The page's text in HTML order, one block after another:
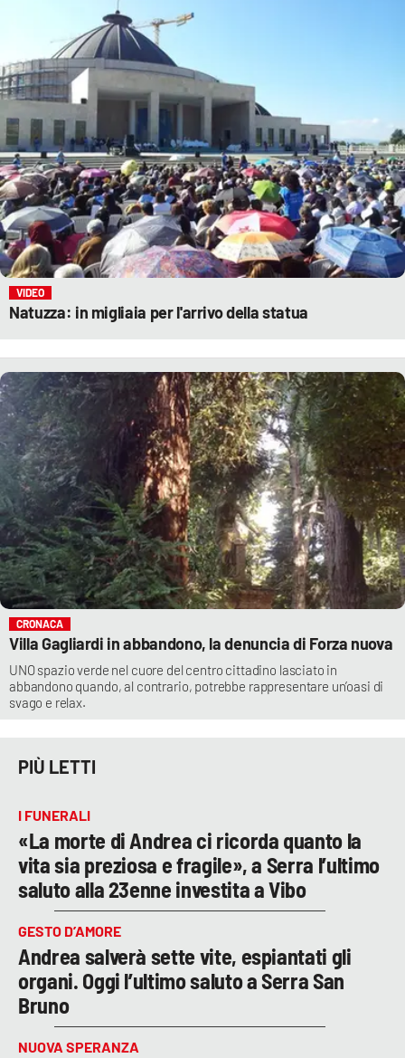
VIDEO
Natuzza: in migliaia per l'arrivo della statua
CRONACA
Villa Gagliardi in abbandono, la denuncia di Forza nuova
UNO spazio verde nel cuore del centro cittadino lasciato in
abbandono quando, al contrario, potrebbe rappresentare un’oasi di
svago e relax.
PIÙ LETTI
I FUNERALI
«La morte di Andrea ci ricorda quanto la
vita sia preziosa e fragile», a Serra l’ultimo
saluto alla 23enne investita a Vibo
GESTO D’AMORE
Andrea salverà sette vite, espiantati gli
organi. Oggi l’ultimo saluto a Serra San
Bruno
NUOVA SPERANZA